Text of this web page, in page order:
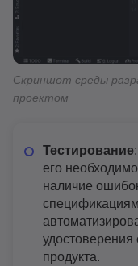
Скриншот среды
проектом
Тестирование
его
наличие
удостоверения
продукта.